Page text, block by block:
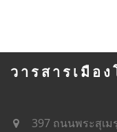
วารสารเมือ
397 ถนนพระสุเม